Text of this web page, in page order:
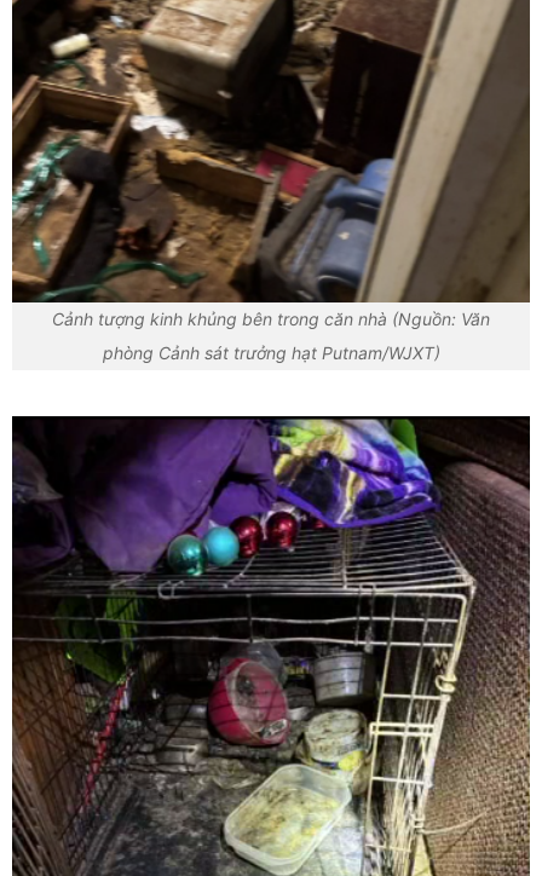
Cảnh tượng kinh khủng bên trong căn nhà (Nguồn: Văn
phòng Cảnh sát trưởng hạt Putnam/WJXT)